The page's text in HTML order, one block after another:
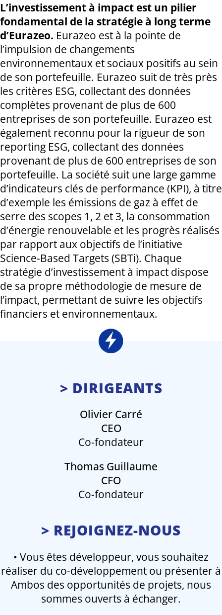
L’investissement à impact est un pilier
fondamental de la stratégie à long terme
d’Eurazeo. Eurazeo est à la pointe de
l’impulsion de changements
environnementaux et sociaux positifs au sein
de son portefeuille. Eurazeo suit de très près
les critères ESG, collectant des données
complètes provenant de plus de 600
entreprises de son portefeuille. Eurazeo est
également reconnu pour la rigueur de son
reporting ESG, collectant des données
provenant de plus de 600 entreprises de son
portefeuille. La société suit une large gamme
d’indicateurs clés de performance (KPI), à titre
d’exemple les émissions de gaz à effet de
serre des scopes 1, 2 et 3, la consommation
d’énergie renouvelable et les progrès réalisés
par rapport aux objectifs de l’initiative
Science-Based Targets (SBTi). Chaque
stratégie d’investissement à impact dispose
de sa propre méthodologie de mesure de
l’impact, permettant de suivre les objectifs
financiers et environnementaux.
> DIRIGEANTS
Olivier Carré
CEO
Co-fondateur
Thomas Guillaume
CFO
Co-fondateur
> REJOIGNEZ-NOUS
• Vous êtes développeur, vous souhaitez
réaliser du co-développement ou présenter à
Ambos des opportunités de projets, nous
sommes ouverts à échanger.